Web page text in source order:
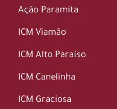
Ação Paramita
ICM Viamão
ICM Alto Paraíso
ICM Canelinha
ICM Graciosa